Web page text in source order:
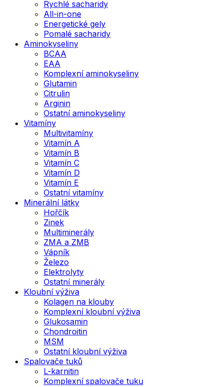
Rychlé sacharidy
All-in-one
Energetické gely
Pomalé sacharidy
Aminokyseliny
BCAA
EAA
Komplexní aminokyseliny
Glutamin
Citrulin
Arginin
Ostatní aminokyseliny
Vitamíny
Multivitamíny
Vitamín A
Vitamín B
Vitamín C
Vitamín D
Vitamín E
Ostatní vitamíny
Minerální látky
Hořčík
Zinek
Multiminerály
ZMA a ZMB
Vápník
Železo
Elektrolyty
Ostatní minerály
Kloubní výživa
Kolagen na klouby
Komplexní kloubní výživa
Glukosamin
Chondroitin
MSM
Ostatní kloubní výživa
Spalovače tuků
L-karnitin
Komplexní spalovače tuku